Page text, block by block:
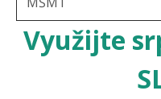
Využijte